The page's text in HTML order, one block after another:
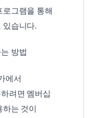
그램을 통해
있습니다.
방법
에서
려면 멤버십
는 것이